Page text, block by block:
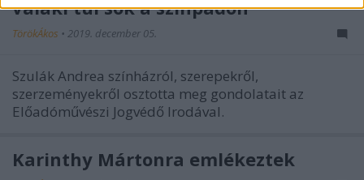
related to security, including authentication
functionality and fraud prevention, and other
valaki túl sok a színpadon”
TörökÁkos • 2019. december 05.
Szulák Andrea színházról, szerepekről,
szerzeményekről osztotta meg gondolatait az
Előadóművészi Jogvédő Irodával.
Karinthy Mártonra emlékeztek